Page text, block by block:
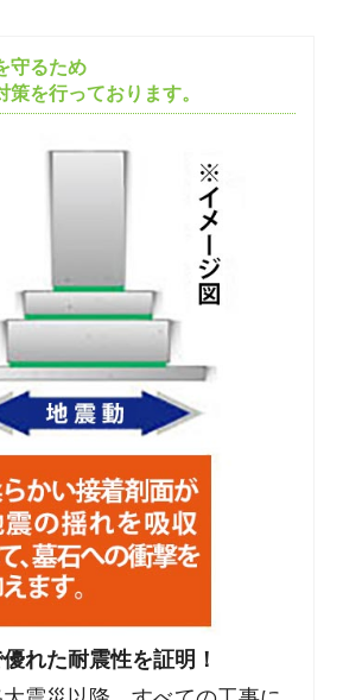
守るため
策を行っております。
れた耐震性を証明！